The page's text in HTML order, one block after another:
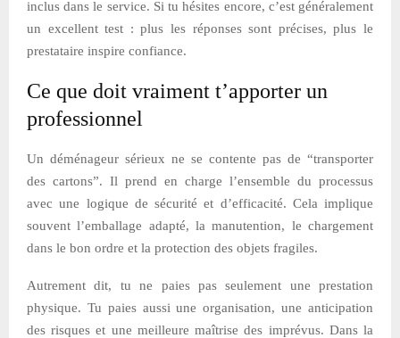
inclus dans le service. Si tu hésites encore, c’est généralement
un excellent test : plus les réponses sont précises, plus le
prestataire inspire confiance.
Ce que doit vraiment t’apporter un
professionnel
Un déménageur sérieux ne se contente pas de “transporter
des cartons”. Il prend en charge l’ensemble du processus
avec une logique de sécurité et d’efficacité. Cela implique
souvent l’emballage adapté, la manutention, le chargement
dans le bon ordre et la protection des objets fragiles.
Autrement dit, tu ne paies pas seulement une prestation
physique. Tu paies aussi une organisation, une anticipation
des risques et une meilleure maîtrise des imprévus. Dans la